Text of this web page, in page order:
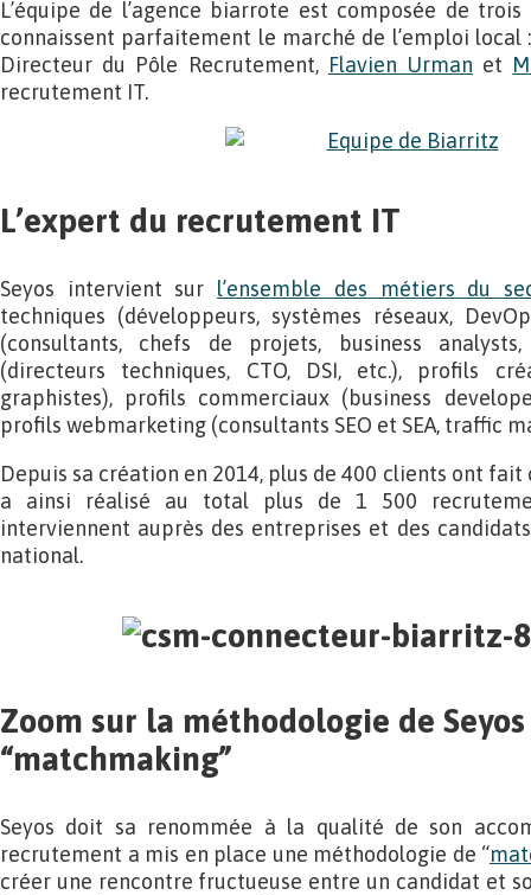
L’équipe de l’agence biarrote est composée de
connaissent parfaitement le marché de l’emploi local
Directeur du Pôle Recrutement, Flavien Urman et
recrutement IT.
L’expert du recrutement IT
Seyos intervient sur l’ensemble des métiers du
techniques (développeurs, systèmes réseaux,
(consultants, chefs de projets, business
(directeurs techniques, CTO, DSI, etc.), profils
graphistes), profils commerciaux (business
profils webmarketing (consultants SEO et SEA, traffic
Depuis sa création en 2014, plus de 400 clients ont fait
a ainsi réalisé au total plus de 1 500
interviennent auprès des entreprises et des
national.
Zoom sur la méthodologie de
“matchmaking”
Seyos doit sa renommée à la qualité de son
recrutement a mis en place une méthodologie de “
créer une rencontre fructueuse entre un candidat et